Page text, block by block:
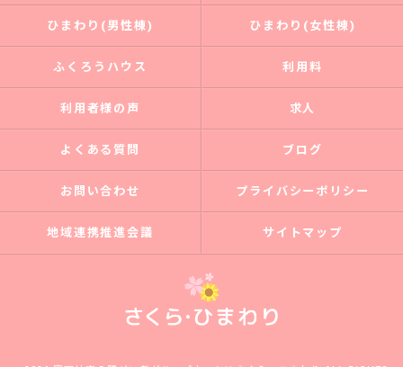
ひまわり(男性棟) ひまわり(女性棟)
ふくろうハウス 利用料
利用者様の声 求人
よくある質問 ブログ
お問い合わせ プライバシーポリシー
地域連携推進会議 サイトマップ